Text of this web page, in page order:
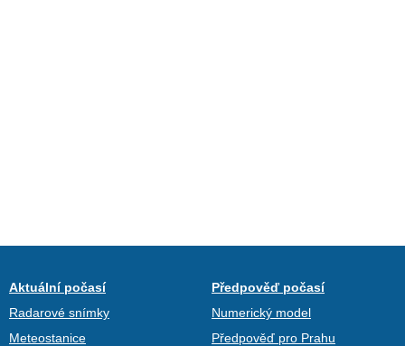
Aktuální počasí
Radarové snímky
Meteostanice
Předpověď počasí
Numerický model
Předpověď pro Prahu